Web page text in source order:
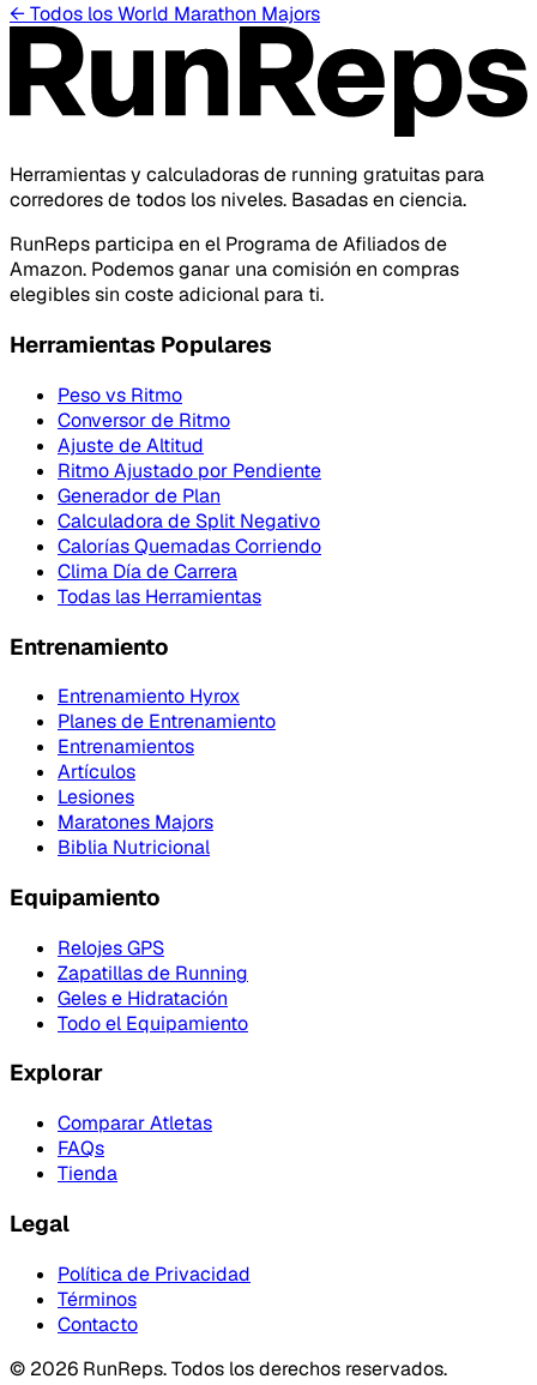
← Todos los World Marathon Majors
Herramientas y calculadoras de running gratuitas para
corredores de todos los niveles. Basadas en ciencia.
RunReps participa en el Programa de Afiliados de
Amazon. Podemos ganar una comisión en compras
elegibles sin coste adicional para ti.
Herramientas Populares
Peso vs Ritmo
Conversor de Ritmo
Ajuste de Altitud
Ritmo Ajustado por Pendiente
Generador de Plan
Calculadora de Split Negativo
Calorías Quemadas Corriendo
Clima Día de Carrera
Todas las Herramientas
Entrenamiento
Entrenamiento Hyrox
Planes de Entrenamiento
Entrenamientos
Artículos
Lesiones
Maratones Majors
Biblia Nutricional
Equipamiento
Relojes GPS
Zapatillas de Running
Geles e Hidratación
Todo el Equipamiento
Explorar
Comparar Atletas
FAQs
Tienda
Legal
Política de Privacidad
Términos
Contacto
© 2026 RunReps.Todos los derechos reservados.